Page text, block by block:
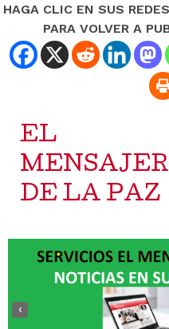
HAGA CLIC EN SUS
PARA VOLVER A
EL
DE LA PAZ
‹